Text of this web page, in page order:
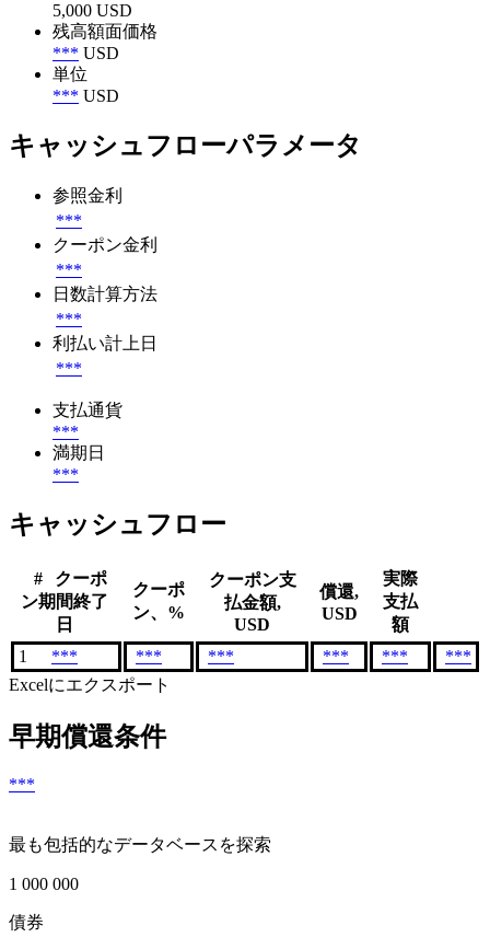
5,000 USD
残高額面価格
*** USD
単位
*** USD
キャッシュフローパラメータ
参照金利
***
クーポン金利
***
日数計算方法
***
利払い計上日
***
支払通貨
***
満期日
***
キャッシュフロー
#
クーポ
ン期間終了
日
クーポ
ン、%
クーポン支
払金額,
USD
償還,
USD
実際
支払
額
1
*** *** *** *** ***
***
Excelにエクスポート
早期償還条件
***
最も包括的なデータベースを探索
1 000 000
債券